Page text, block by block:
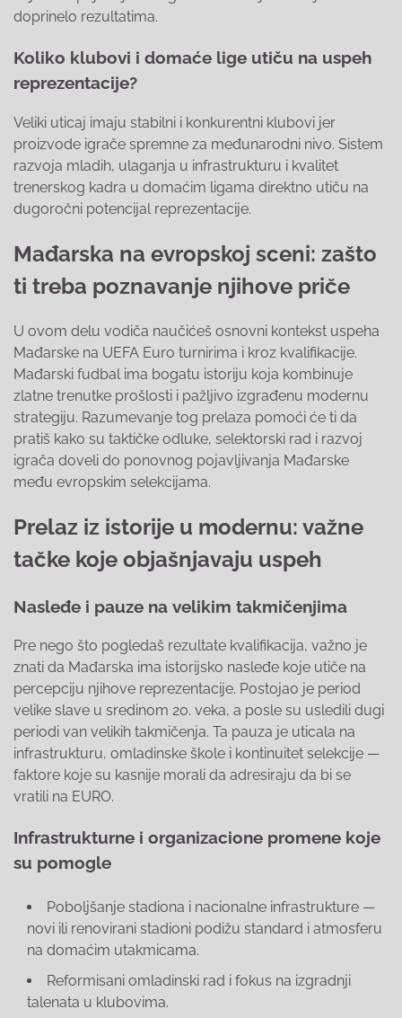
doprinelo rezultatima.
Koliko klubovi i domaće lige utiču na uspeh
reprezentacije?
Veliki uticaj imaju stabilni i konkurentni klubovi jer
proizvode igrače spremne za međunarodni nivo. Sistem
razvoja mladih, ulaganja u infrastrukturu i kvalitet
trenerskog kadra u domaćim ligama direktno utiču na
dugoročni potencijal reprezentacije.
Mađarska na evropskoj sceni: zašto
ti treba poznavanje njihove priče
U ovom delu vodiča naučićeš osnovni kontekst uspeha
Mađarske na UEFA Euro turnirima i kroz kvalifikacije.
Mađarski fudbal ima bogatu istoriju koja kombinuje
zlatne trenutke prošlosti i pažljivo izgrađenu modernu
strategiju. Razumevanje tog prelaza pomoći će ti da
pratiš kako su taktičke odluke, selektorski rad i razvoj
igrača doveli do ponovnog pojavljivanja Mađarske
među evropskim selekcijama.
Prelaz iz istorije u modernu: važne
tačke koje objašnjavaju uspeh
Nasleđe i pauze na velikim takmičenjima
Pre nego što pogledaš rezultate kvalifikacija, važno je
znati da Mađarska ima istorijsko nasleđe koje utiče na
percepciju njihove reprezentacije. Postojao je period
velike slave u sredinom 20. veka, a posle su usledili dugi
periodi van velikih takmičenja. Ta pauza je uticala na
infrastrukturu, omladinske škole i kontinuitet selekcije —
faktore koje su kasnije morali da adresiraju da bi se
vratili na EURO.
Infrastrukturne i organizacione promene koje
su pomogle
Poboljšanje stadiona i nacionalne infrastrukture —
novi ili renovirani stadioni podižu standard i atmosferu
na domaćim utakmicama.
Reformisani omladinski rad i fokus na izgradnji
talenata u klubovima.